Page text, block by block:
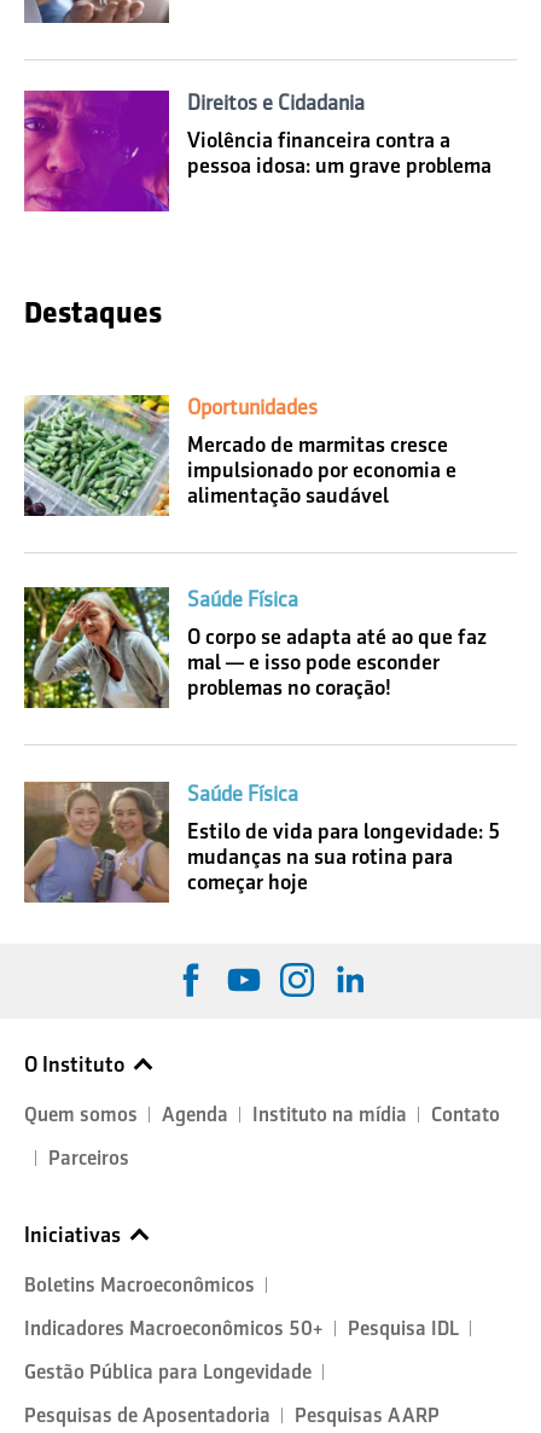
Direitos e Cidadania
Violência financeira contra a
pessoa idosa: um grave problema
Destaques
Oportunidades
Mercado de marmitas cresce
impulsionado por economia e
alimentação saudável
Saúde Física
O corpo se adapta até ao que faz
mal — e isso pode esconder
problemas no coração!
Saúde Física
Estilo de vida para longevidade: 5
mudanças na sua rotina para
começar hoje
O Instituto
Quem somos Agenda Instituto na mídia
Contato
Parceiros
Iniciativas
Boletins Macroeconômicos
Indicadores Macroeconômicos 50+
Pesquisa IDL
Gestão Pública para Longevidade
Pesquisas de Aposentadoria
Pesquisas AARP